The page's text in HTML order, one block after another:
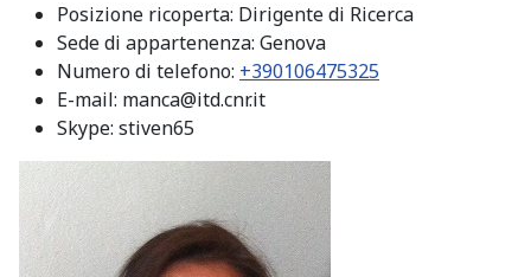
Posizione ricoperta: Dirigente di Ricerca
Sede di appartenenza: Genova
Numero di telefono: +390106475325
E-mail: manca@itd.cnr.it
Skype: stiven65